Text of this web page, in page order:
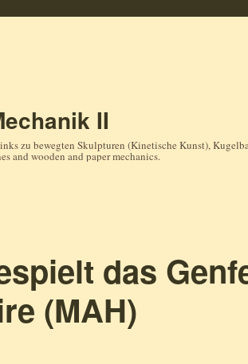
II
zu bewegten Skulpturen (Kinetische Kunst),
and wooden and paper mechanics.
das
(MAH)